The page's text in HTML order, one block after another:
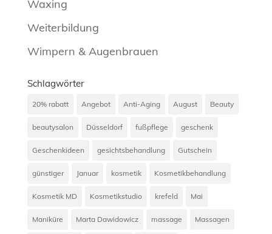
Waxing
Weiterbildung
Wimpern & Augenbrauen
Schlagwörter
20% rabatt Angebot Anti-Aging August Beauty
beautysalon Düsseldorf fußpflege geschenk
Geschenkideen gesichtsbehandlung Gutschein
günstiger Januar kosmetik Kosmetikbehandlung
Kosmetik MD Kosmetikstudio krefeld Mai
Maniküre Marta Dawidowicz massage Massagen